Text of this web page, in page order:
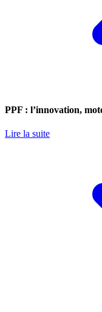
PPF : l’innovation,
Lire la suite